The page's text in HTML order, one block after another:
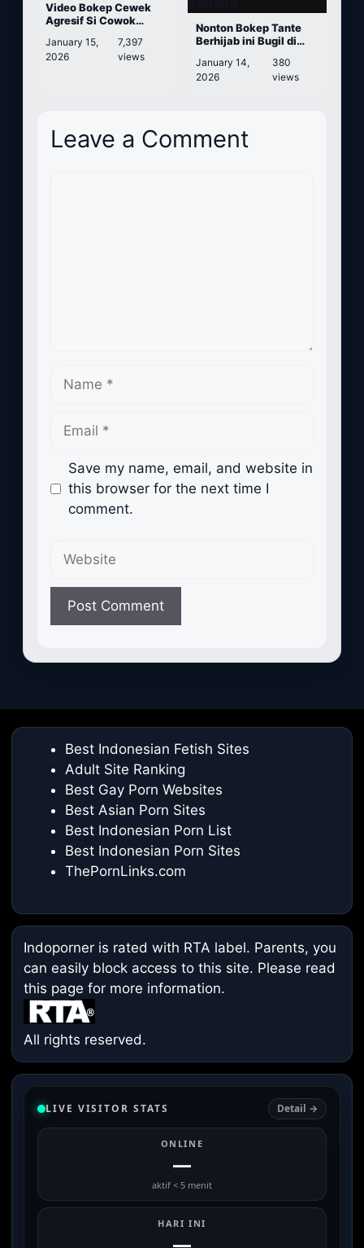
Video Bokep Cewek
Agresif Si Cowok
January 15,
2026
7,397
views
Nonton Bokep Tante
Berhijab ini Bugil di
January 14,
2026
380
views
Leave a Comment
Name
Email
Save my name, email, and website in
this browser for the next time I
comment.
Best Indonesian Fetish Sites
Adult Site Ranking
Best Gay Porn Websites
Best Asian Porn Sites
Best Indonesian Porn List
Best Indonesian Porn Sites
ThePornLinks.com
Indoporner is rated with RTA label. Parents, you
can easily block access to this site. Please read
this page for more information.
All rights reserved.
LIVE VISITOR STATS Detail →
ONLINE
—
aktif < 5 menit
HARI INI